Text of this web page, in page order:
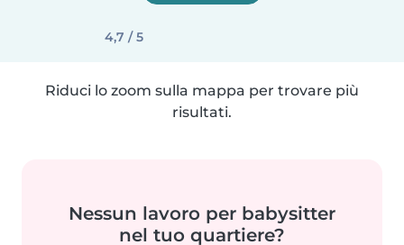
4,7 / 5
Riduci lo zoom sulla mappa per trovare più
risultati.
Nessun lavoro per babysitter
nel tuo quartiere?